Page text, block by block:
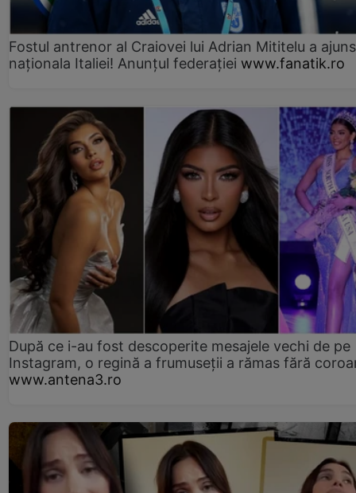
Fostul antrenor al Craiovei lui Adrian Mititelu a
naționala Italiei! Anunțul federației www.fanatik.ro
După ce i-au fost descoperite mesajele vechi de pe
Instagram, o regină a frumuseții a rămas fără
www.antena3.ro